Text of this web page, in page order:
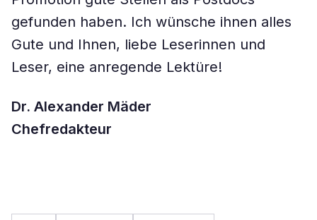
gefunden haben. Ich wünsche ihnen alles
Gute und Ihnen, liebe Leserinnen und
Leser, eine anregende Lektüre!
Dr. Alexander Mäder
Chefredakteur